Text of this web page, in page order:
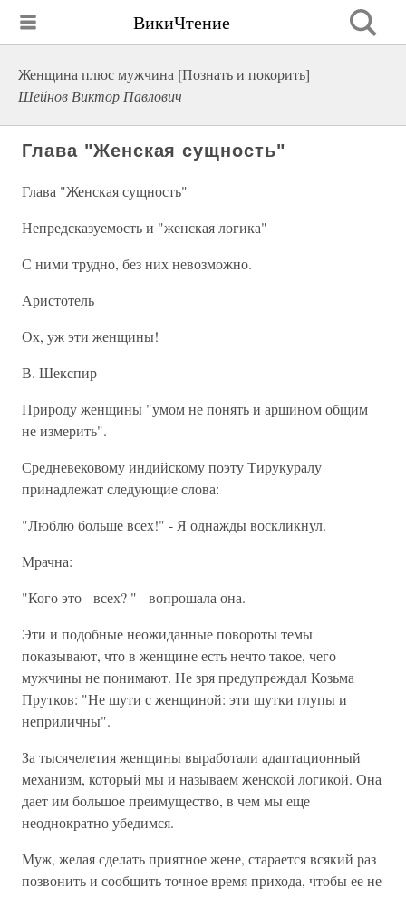
ВикиЧтение
Женщина плюс мужчина [Познать и покорить]
Шейнов Виктор Павлович
Глава "Женская сущность"
Глава "Женская сущность"
Непредсказуемость и "женская логика"
С ними трудно, без них невозможно.
Аристотель
Ох, уж эти женщины!
В. Шекспир
Природу женщины "умом не понять и аршином общим
не измерить".
Средневековому индийскому поэту Тирукуралу
принадлежат следующие слова:
"Люблю больше всех!" - Я однажды воскликнул.
Мрачна:
"Кого это - всех? " - вопрошала она.
Эти и подобные неожиданные повороты темы
показывают, что в женщине есть нечто такое, чего
мужчины не понимают. Не зря предупреждал Козьма
Прутков: "Не шути с женщиной: эти шутки глупы и
неприличны".
За тысячелетия женщины выработали адаптационный
механизм, который мы и называем женской логикой. Она
дает им большое преимущество, в чем мы еще
неоднократно убедимся.
Муж, желая сделать приятное жене, старается всякий раз
позвонить и сообщить точное время прихода, чтобы ее не